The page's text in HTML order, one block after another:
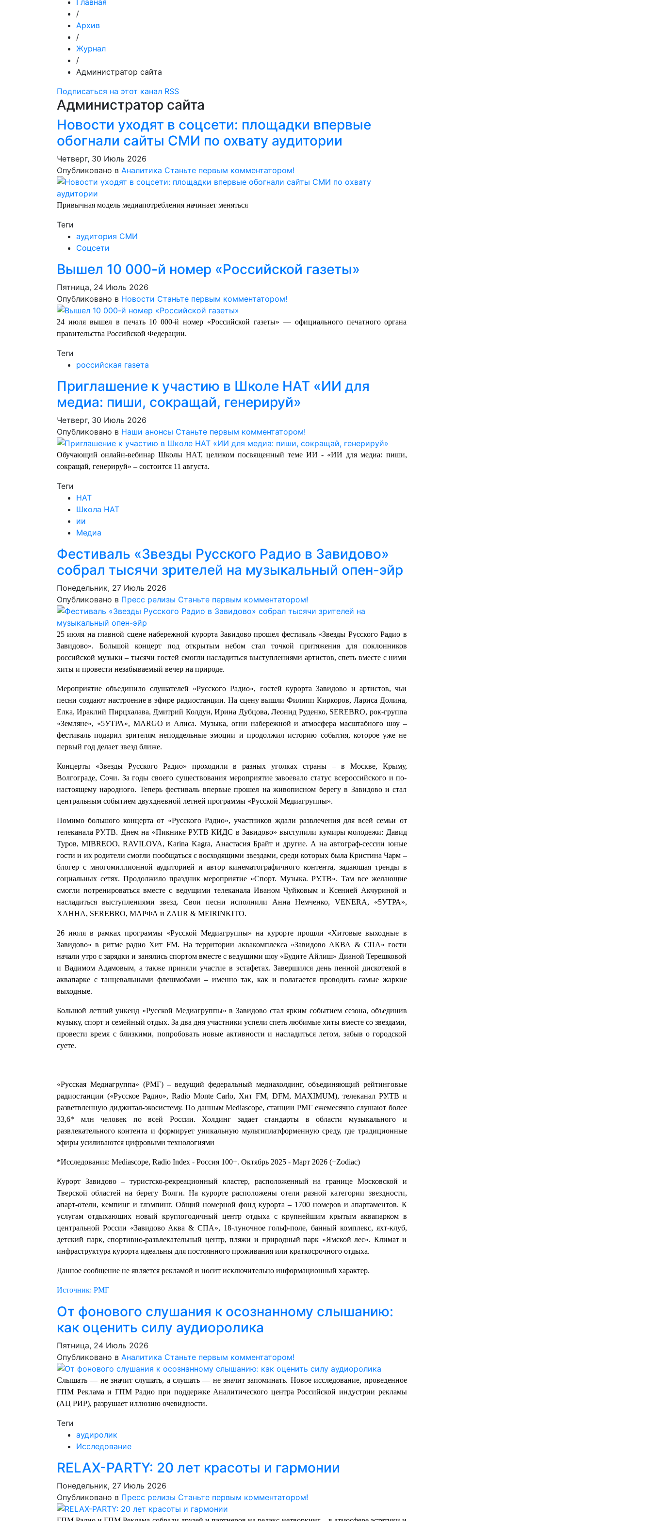
Главная
/
Архив
/
Журнал
/
Администратор сайта
Подписаться на этот канал RSS
Администратор сайта
Новости уходят в соцсети: площадки впервые
обогнали сайты СМИ по охвату аудитории
Четверг, 30 Июль 2026
Опубликовано в Аналитика Станьте первым комментатором!
Привычная модель медиапотребления начинает меняться
Теги
аудитория СМИ
Соцсети
Вышел 10 000-й номер «Российской газеты»
Пятница, 24 Июль 2026
Опубликовано в Новости Станьте первым комментатором!
24 июля вышел в печать 10 000-й номер «Российской газеты» — официального печатного органа
правительства Российской Федерации.
Теги
российская газета
Приглашение к участию в Школе НАТ «ИИ для
медиа: пиши, сокращай, генерируй»
Четверг, 30 Июль 2026
Опубликовано в Наши анонсы Станьте первым комментатором!
Обучающий онлайн-вебинар Школы НАТ, целиком посвященный теме ИИ - «ИИ для медиа: пиши,
сокращай, генерируй» – состоится 11 августа.
Теги
НАТ
Школа НАТ
ии
Медиа
Фестиваль «Звезды Русского Радио в Завидово»
собрал тысячи зрителей на музыкальный опен-эйр
Понедельник, 27 Июль 2026
Опубликовано в Пресс релизы Станьте первым комментатором!
25 июля на главной сцене набережной курорта Завидово прошел фестиваль «Звезды Русского Радио в
Завидово». Большой концерт под открытым небом стал точкой притяжения для поклонников
российской музыки – тысячи гостей смогли насладиться выступлениями артистов, спеть вместе с ними
хиты и провести незабываемый вечер на природе.
Мероприятие объединило слушателей «Русского Радио», гостей курорта Завидово и артистов, чьи
песни создают настроение в эфире радиостанции. На сцену вышли Филипп Киркоров, Лариса Долина,
Елка, Ираклий Пирцхалава, Дмитрий Колдун, Ирина Дубцова, Леонид Руденко, SEREBRO, рок-группа
«Земляне», «5УТРА», MARGO и Алиса. Музыка, огни набережной и атмосфера масштабного шоу –
фестиваль подарил зрителям неподдельные эмоции и продолжил историю события, которое уже не
первый год делает звезд ближе.
Концерты «Звезды Русского Радио» проходили в разных уголках страны – в Москве, Крыму,
Волгограде, Сочи. За годы своего существования мероприятие завоевало статус всероссийского и по-
настоящему народного. Теперь фестиваль впервые прошел на живописном берегу в Завидово и стал
центральным событием двухдневной летней программы «Русской Медиагруппы».
Помимо большого концерта от «Русского Радио», участников ждали развлечения для всей семьи от
телеканала РУ.ТВ. Днем на «Пикнике РУ.ТВ КИДС в Завидово» выступили кумиры молодежи: Давид
Туров, MIBREOO, RAVILOVA, Karina Kagra, Анастасия Брайт и другие. А на автограф-сессии юные
гости и их родители смогли пообщаться с восходящими звездами, среди которых была Кристина Чарм –
блогер с многомиллионной аудиторией и автор кинематографичного контента, задающая тренды в
социальных сетях. Продолжило праздник мероприятие «Спорт. Музыка. РУ.ТВ». Там все желающие
смогли потренироваться вместе с ведущими телеканала Иваном Чуйковым и Ксенией Акчуриной и
насладиться выступлениями звезд. Свои песни исполнили Анна Немченко, VENERA, «5УТРА»,
ХАННА, SEREBRO, МАРФА и ZAUR & MEIRINKITO.
26 июля в рамках программы «Русской Медиагруппы» на курорте прошли «Хитовые выходные в
Завидово» в ритме радио Хит FM. На территории аквакомплекса «Завидово АКВА & СПА» гости
начали утро с зарядки и занялись спортом вместе с ведущими шоу «Будите Айлиш» Дианой Терешковой
и Вадимом Адамовым, а также приняли участие в эстафетах. Завершился день пенной дискотекой в
аквапарке с танцевальными флешмобами – именно так, как и полагается проводить самые жаркие
выходные.
Большой летний уикенд «Русской Медиагруппы» в Завидово стал ярким событием сезона, объединив
музыку, спорт и семейный отдых. За два дня участники успели спеть любимые хиты вместе со звездами,
провести время с близкими, попробовать новые активности и насладиться летом, забыв о городской
суете.
«Русская Медиагруппа» (РМГ) – ведущий федеральный медиахолдинг, объединяющий рейтинговые
радиостанции («Русское Радио», Radio Monte Carlo, Хит FM, DFM, MAXIMUM), телеканал РУ.ТВ и
разветвленную диджитал-экосистему. По данным Mediascope, станции РМГ ежемесячно слушают более
33,6* млн человек по всей России. Холдинг задает стандарты в области музыкального и
развлекательного контента и формирует уникальную мультиплатформенную среду, где традиционные
эфиры усиливаются цифровыми технологиями
*Исследования: Mediascope, Radio Index - Россия 100+. Октябрь 2025 - Март 2026 (+Zodiac)
Курорт Завидово – туристско-рекреационный кластер, расположенный на границе Московской и
Тверской областей на берегу Волги. На курорте расположены отели разной категории звездности,
апарт-отели, кемпинг и глэмпинг. Общий номерной фонд курорта – 1700 номеров и апартаментов. К
услугам отдыхающих новый круглогодичный центр отдыха с крупнейшим крытым аквапарком в
центральной России «Завидово Аква & СПА», 18-луночное гольф-поле, банный комплекс, яхт-клуб,
детский парк, спортивно-развлекательный центр, пляжи и природный парк «Ямской лес». Климат и
инфраструктура курорта идеальны для постоянного проживания или краткосрочного отдыха.
Данное сообщение не является рекламой и носит исключительно информационный характер.
Источник: РМГ
От фонового слушания к осознанному слышанию:
как оценить силу аудиоролика
Пятница, 24 Июль 2026
Опубликовано в Аналитика Станьте первым комментатором!
Слышать — не значит слушать, а слушать — не значит запоминать. Новое исследование, проведенное
ГПМ Реклама и ГПМ Радио при поддержке Аналитического центра Российской индустрии рекламы
(АЦ РИР), разрушает иллюзию очевидности.
Теги
аудиролик
Исследование
RELAX-PARTY: 20 лет красоты и гармонии
Понедельник, 27 Июль 2026
Опубликовано в Пресс релизы Станьте первым комментатором!